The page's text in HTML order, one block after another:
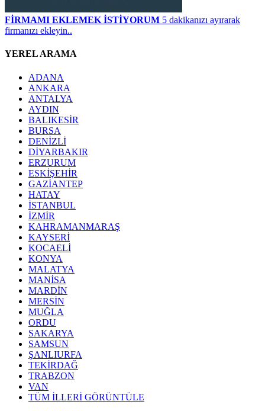
FİRMAMI EKLEMEK İSTİYORUM 5 dakikanızı ayırarak
firmanızı ekleyin..
YEREL ARAMA
ADANA
ANKARA
ANTALYA
AYDIN
BALIKESİR
BURSA
DENİZLİ
DİYARBAKIR
ERZURUM
ESKİŞEHİR
GAZİANTEP
HATAY
İSTANBUL
İZMİR
KAHRAMANMARAŞ
KAYSERİ
KOCAELİ
KONYA
MALATYA
MANİSA
MARDİN
MERSİN
MUĞLA
ORDU
SAKARYA
SAMSUN
ŞANLIURFA
TEKİRDAĞ
TRABZON
VAN
TÜM İLLERİ GÖRÜNTÜLE